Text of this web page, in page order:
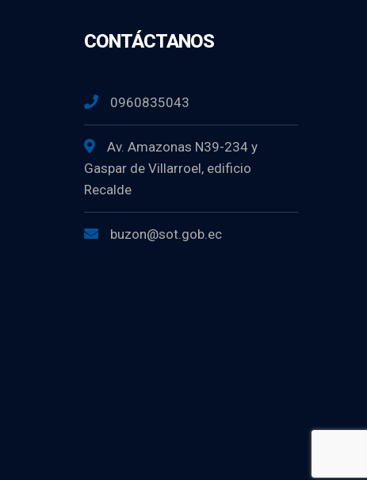
CONTÁCTANOS
0960835043
Av. Amazonas N39-234 y
Gaspar de Villarroel, edificio
Recalde
buzon@sot.gob.ec